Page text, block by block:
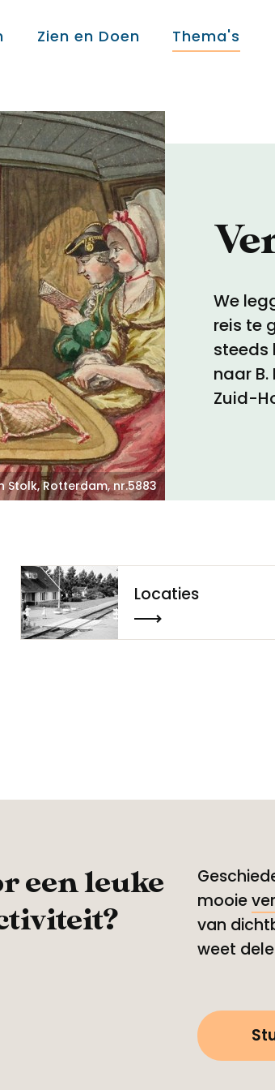
Zien en Doen Thema's
Over ons
Over ons
Colofon
Contact
Onderwijs
Toegankelijkheid
Privacyverklaring
We
reis te
steeds
naar
Zuid-
Stolk, Rotterdam, nr.5883
Locaties
een leuke
mooie
van
weet